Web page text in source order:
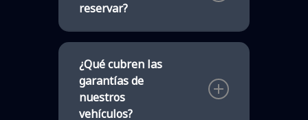
reservar?
Selecciona el vehículo que te
«Reservar Vehículo» y sigue
los pasos.
¿Qué cubren las
garantías de
nuestros
vehículos?